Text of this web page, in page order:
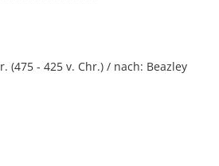
(475 - 425 v. Chr.) / nach: Beazley